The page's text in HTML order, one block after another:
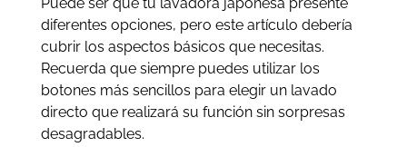
diferentes opciones, pero este artículo debería
cubrir los aspectos básicos que necesitas.
Recuerda que siempre puedes utilizar los
botones más sencillos para elegir un lavado
directo que realizará su función sin sorpresas
desagradables.